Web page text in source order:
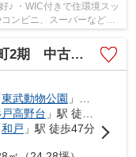
ッ
ンビニ、スーパーなどが
期 中古戸建
東武動物公園 」駅 徒歩20分
高野台 」駅 徒歩32分
和戸 」駅 徒歩47分